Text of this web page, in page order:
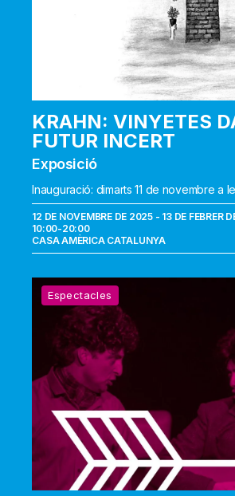
KRAHN: VINYETES
FUTUR INCERT
Exposició
Inauguració: dimarts 11 de novembre a
12 DE NOVEMBRE DE 2025 - 13 DE FEBRER
10:00-20:00
CASA AMÈRICA CATALUNYA
Perdón
Espectacles